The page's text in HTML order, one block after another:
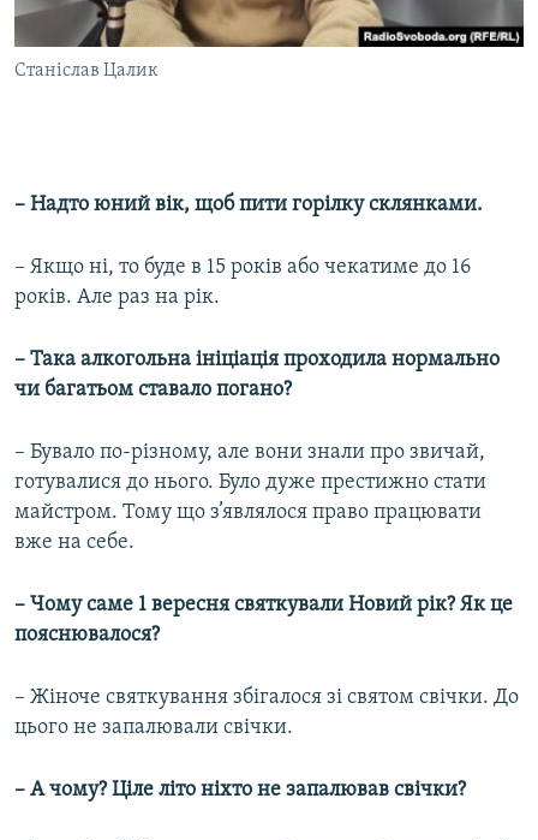
Станіслав Цалик
– Надто юний вік, щоб пити горілку склянками.
– Якщо ні, то буде в 15 років або чекатиме до 16
років. Але раз на рік.
– Така алкогольна ініціація проходила нормально
чи багатьом ставало погано?
– Бувало по-різному, але вони знали про звичай,
готувалися до нього. Було дуже престижно стати
майстром. Тому що з’являлося право працювати
вже на себе.
– Чому саме 1 вересня святкували Новий рік? Як це
пояснювалося?
– Жіноче святкування збігалося зі святом свічки. До
цього не запалювали свічки.
– А чому? Ціле літо ніхто не запалював свічки?